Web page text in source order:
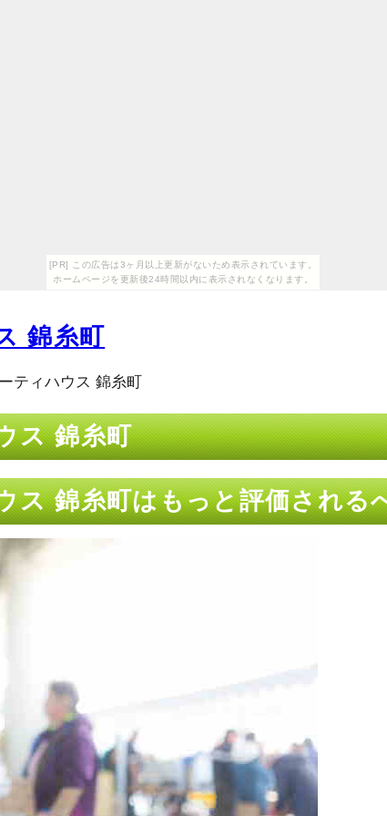
[PR] この広告は3ヶ月以上更新がないため表示されています。
ホームページを更新後24時間以内に表示されなくなります。
錦糸町
ティハウス 錦糸町
ス 錦糸町
ス 錦糸町はもっと評価される